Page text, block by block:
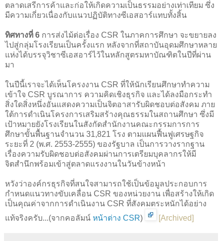
ตลาดเสรีการค้าและก่อให้เกิดความเป็นธรรมอย่างเท่าเทียม ซึ่ง
มีความเกี่ยวเนื่องกับแนวปฏิบัติทางซีเอสอาร์แทบทั้งสิ้น
ทิศทางที่ 6 การส่งไม้ต่อเรื่อง CSR ในภาคการศึกษา จะขยายลง
ไปสู่กลุ่มโรงเรียนเป็นครั้งแรก หลังจากที่สถาบันอุดมศึกษาหลาย
แห่งได้บรรจุวิชาซีเอสอาร์ไว้ในหลักสูตรมหาบัณฑิตในปีที่ผ่าน
มา
ในปีนี้เราจะได้เห็นโครงงาน CSR ที่ให้นักเรียนศึกษาทำความ
เข้าใจ CSR บูรณาการ ความคิดเชิงธุรกิจ และได้ลงมือกระทำ
สิ่งใดสิ่งหนึ่งอันแสดงความเป็นจิตอาสารับผิดชอบต่อสังคม ภาย
ใต้การดำเนินโครงการเสริมสร้างคุณธรรมในสถานศึกษา ซึ่งมี
เป้าหมายยังโรงเรียนในสังกัดสำนักงานคณะกรรมการการ
ศึกษาขั้นพื้นฐานจำนวน 31,821 โรง ตามแผนฟื้นฟูเศรษฐกิจ
ระยะที่ 2 (พ.ศ. 2553-2555) ของรัฐบาล เป็นการวางรากฐาน
เรื่องความรับผิดชอบต่อสังคมผ่านการเตรียมบุคลากรให้มี
จิตสำนึกพร้อมเข้าสู่ตลาดแรงงานในวันข้างหน้า
หวังว่าองค์กรธุรกิจที่สนใจสามารถใช้เป็นข้อมูลประกอบการ
กำหนดแนวทางขับเคลื่อน CSR ของหน่วยงาน เพื่อสร้างให้เกิด
เป็นคุณค่าจากการดำเนินงาน CSR ที่สังคมตระหนักได้อย่าง
แท้จริงครับ...(จากคอลัมน์ หน้าต่าง CSR) [Archived]